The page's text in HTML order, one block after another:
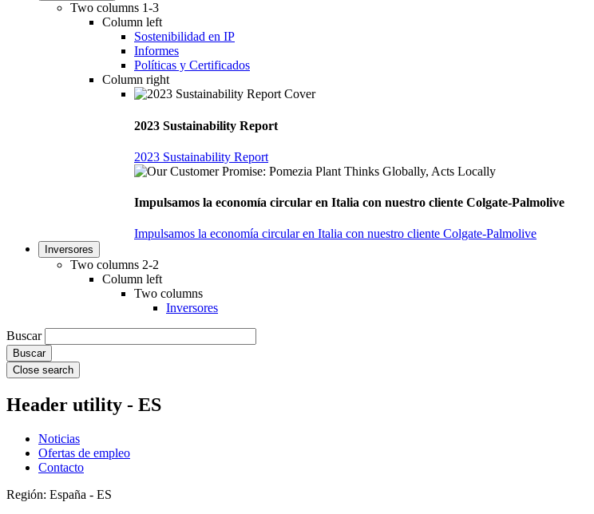
Two columns 1-3
Column left
Sostenibilidad en IP
Informes
Políticas y Certificados
Column right
2023 Sustainability Report
2023 Sustainability Report
Impulsamos la economía circular en Italia con nuestro cliente Colgate-Palmolive
Impulsamos la economía circular en Italia con nuestro cliente Colgate-Palmolive
Inversores
Two columns 2-2
Column left
Two columns
Inversores
Buscar
Close search
Header utility - ES
Noticias
Ofertas de empleo
Contacto
Región: España - ES